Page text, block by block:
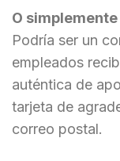
O
Podría ser un
empleados
auténtica de
tarjeta de
correo postal.